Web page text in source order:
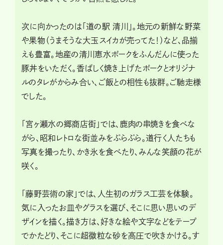
次に向かったのは「道の駅 清川」。地元の新鮮な野菜
や果物（うまそうな大玉スイカが売ってた！）など、品揃
えも豊富。地産の清川恵水ポークをふんだんに使った
豚丼をいただく。香ばしく焼き上げたポークとオリジナ
ルのタレがからみ合い、ご飯との相性も抜群。ご馳走様
でした。
「宮ヶ瀬水の郷商店街」では、鹿肉の串焼きを食べな
がら、昭和レトロな街並みをぷらぷら。道行く人たちも
写真を撮ったり、かき氷を食べたり、みんな笑顔の花が
咲く。
「藤野芸術の家」では、人生初のガラス工芸を体験。
気に入ったお皿やグラスを選び、そこに思い思いのデ
ザインを描く。描き方は、好きな絵や文字などをテープ
でかたどり、そこに超微粒な砂を高圧で吹きかける。す